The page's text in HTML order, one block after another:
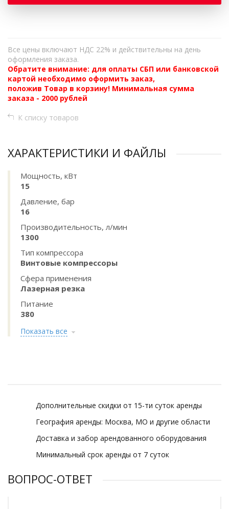
Все цены включают НДС 22% и действительны на день
оформления заказа.
Обратите внимание: для оплаты СБП или банковской
картой необходимо оформить заказ,
положив Товар в корзину! Минимальная сумма
заказа - 2000 рублей
К списку товаров
ХАРАКТЕРИСТИКИ И ФАЙЛЫ
Мощность, кВт
15
Давление, бар
16
Производительность, л/мин
1300
Тип компрессора
Винтовые компрессоры
Сфера применения
Лазерная резка
Питание
380
Показать все
Дополнительные скидки от 15-ти суток аренды
География аренды: Москва, МО и другие области
Доставка и забор арендованного оборудования
Минимальный срок аренды от 7 суток
ВОПРОС-ОТВЕТ